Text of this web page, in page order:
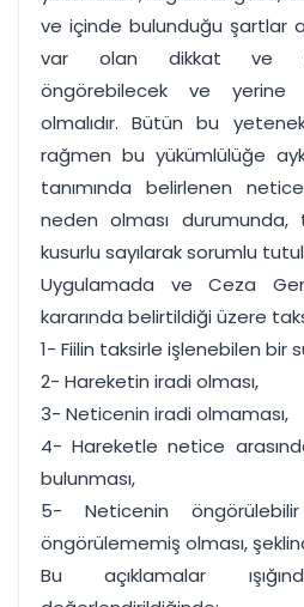
ve içinde bulunduğu şartlar
var olan dikkat ve
öngörebilecek ve yerine
olmalıdır. Bütün bu
rağmen bu yükümlülüğe
tanımında belirlenen
neden olması durumunda,
kusurlu sayılarak sorumlu
Uygulamada ve Ceza
kararında belirtildiği üzere
1- Fiilin taksirle işlenebilen bir
2- Hareketin iradi olması,
3- Neticenin iradi olmaması,
4- Hareketle netice
bulunması,
5- Neticenin
öngörülememiş olması,
Bu açıklamalar